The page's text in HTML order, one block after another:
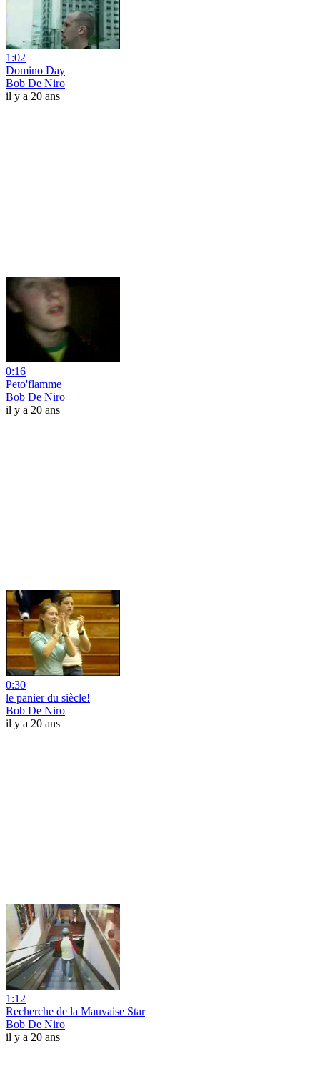
1:02
Domino Day
Bob De Niro
il y a 20 ans
0:16
Peto'flamme
Bob De Niro
il y a 20 ans
0:30
le panier du siècle!
Bob De Niro
il y a 20 ans
1:12
Recherche de la Mauvaise Star
Bob De Niro
il y a 20 ans